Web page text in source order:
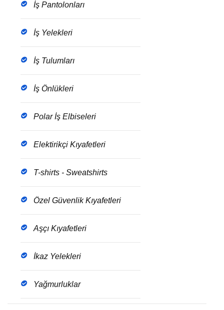
İş Pantolonları
İş Yelekleri
İş Tulumları
İş Önlükleri
Polar İş Elbiseleri
Elektirikçi Kıyafetleri
T-shirts - Sweatshirts
Özel Güvenlik Kıyafetleri
Aşçı Kıyafetleri
İkaz Yelekleri
Yağmurluklar